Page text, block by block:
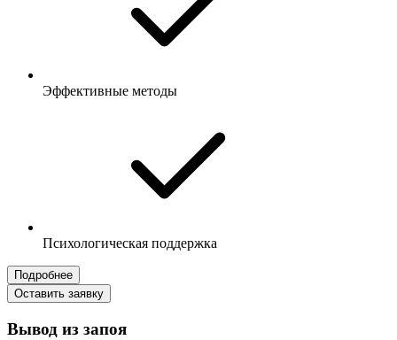
Эффективные методы
Психологическая поддержка
Подробнее
Оставить заявку
Вывод из запоя